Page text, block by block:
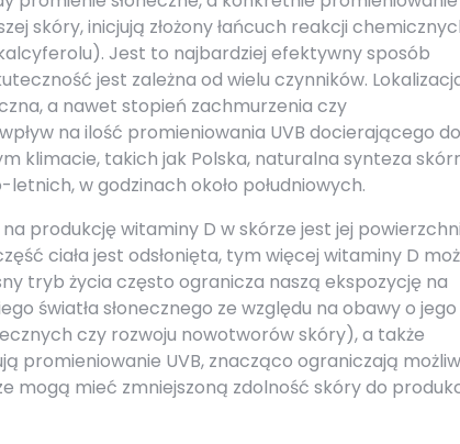
skóry, inicjują złożony łańcuch reakcji
Jest to najbardziej efektywny sposób
jest zależna od wielu czynników.
a nawet stopień zachmurzenia czy
na ilość promieniowania UVB docierającego do
klimacie, takich jak Polska, naturalna synteza
w godzinach około południowych.
produkcję witaminy D w skórze jest jej
ciała jest odsłonięta, tym więcej witaminy D
tryb życia często ogranicza naszą ekspozycję na
światła słonecznego ze względu na obawy o jego
czy rozwoju nowotworów skóry), a także
promieniowanie UVB, znacząco ograniczają
mogą mieć zmniejszoną zdolność skóry do